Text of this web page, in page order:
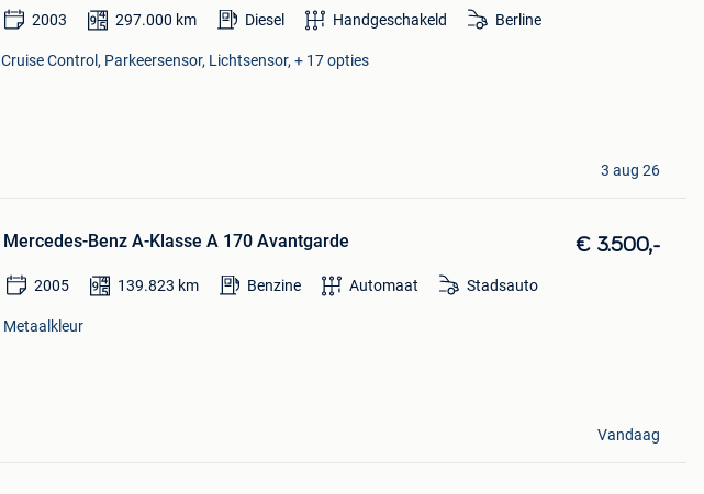
2003 297.000 km Diesel Handgeschakeld Berline
Cruise Control, Parkeersensor, Lichtsensor, + 17 opties
3 aug 26
Mercedes-Benz A-Klasse A 170 Avantgarde € 3.500,-
2005 139.823 km Benzine Automaat Stadsauto
Metaalkleur
Vandaag